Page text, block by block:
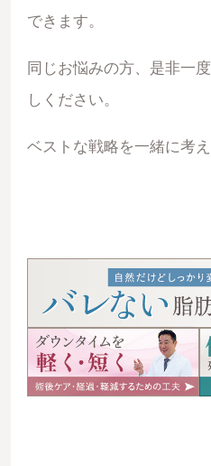
できます。
同じお悩みの方、是非一
しください。
ベストな戦略を一緒に考え